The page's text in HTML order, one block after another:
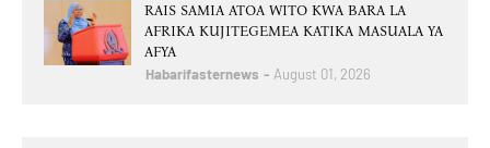
RAIS SAMIA ATOA WITO KWA BARA LA
AFRIKA KUJITEGEMEA KATIKA MASUALA YA
AFYA
Habarifasternews August 01, 2026